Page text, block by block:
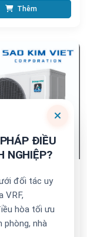
ĐIỀU
NGHIỆP?
đối tác uy
VRF,
hòa tối ưu
phòng, nhà
Thêm
Mini VRF ,Điều hòa
nóng
A Series
- 4HP
Model: